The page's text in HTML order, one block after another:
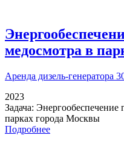
медосмотра в
Аренда дизель-генератора
2023
Задача: Энергообеспечение
парках города Москвы
Подробнее